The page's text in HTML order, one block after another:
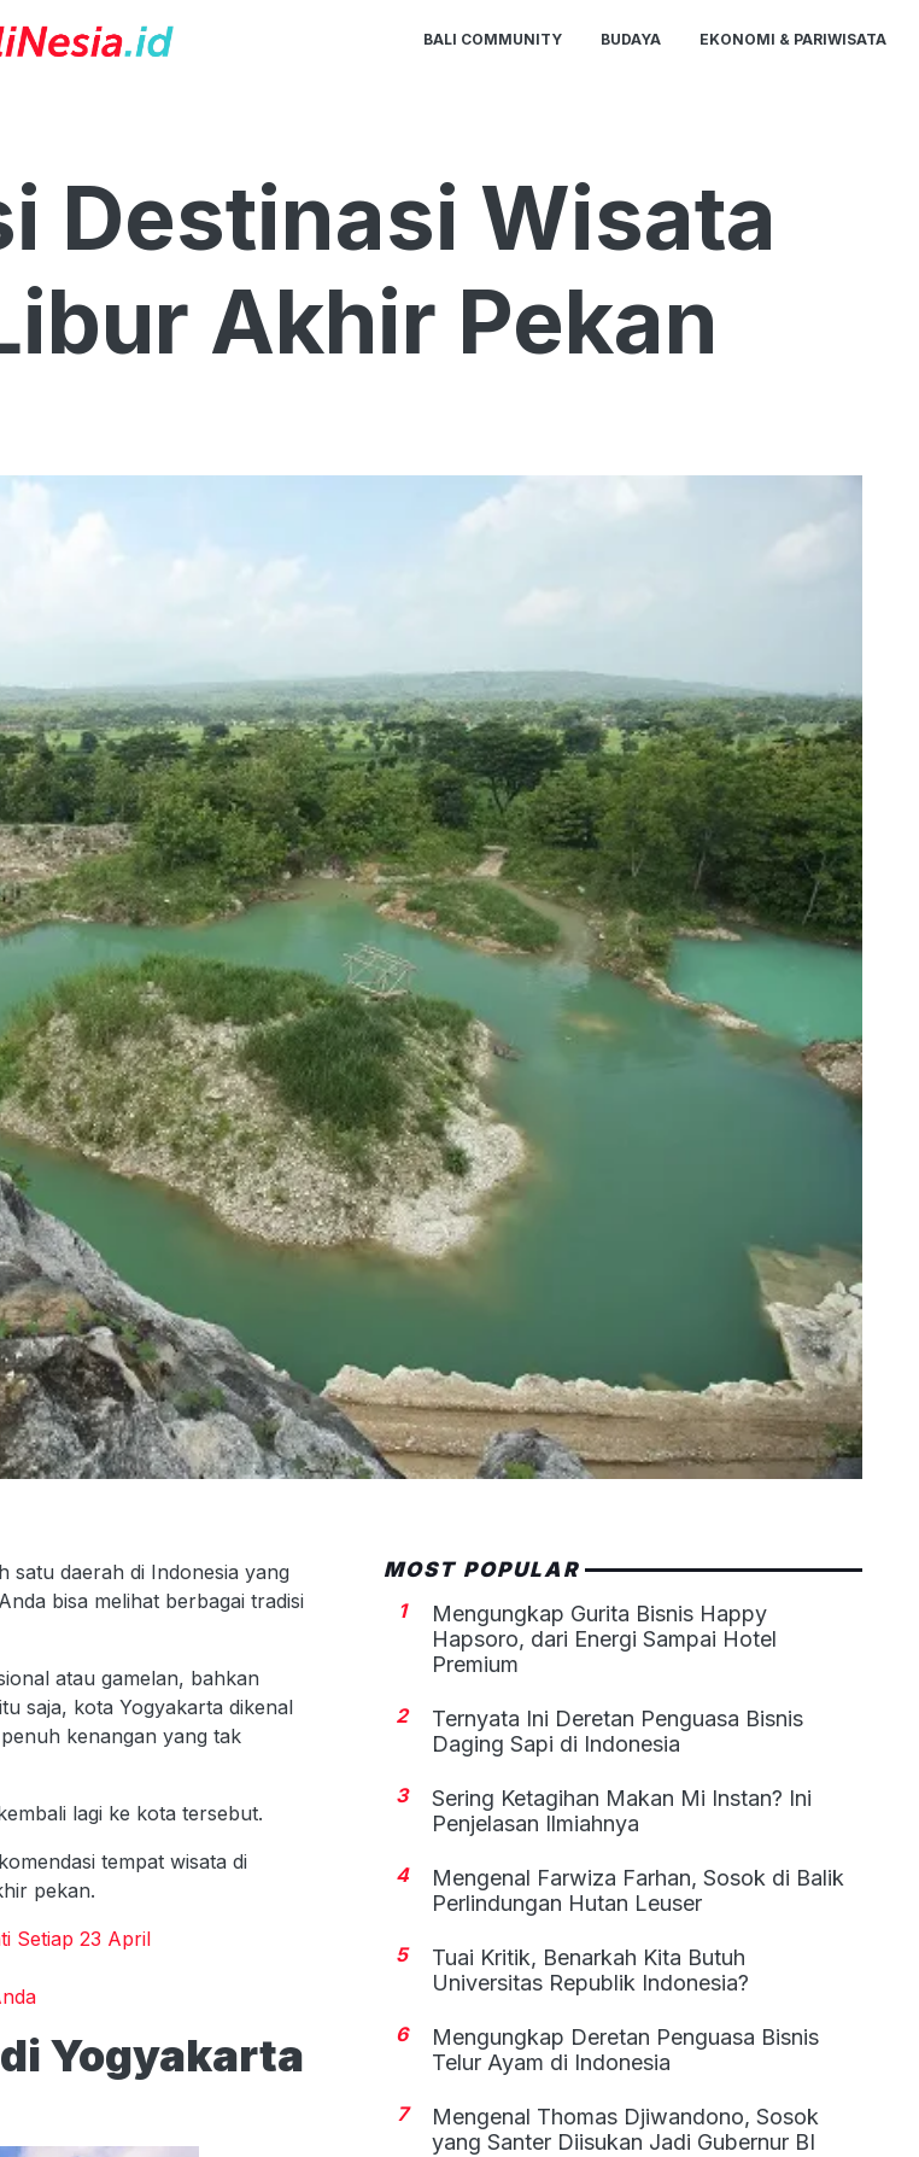
BALI COMMUNITY BUDAYA EKONOMI & PARIWISATA
Destinasi Wisata
Akhir Pekan
satu daerah di Indonesia yang
bisa melihat berbagai tradisi
atau gamelan, bahkan
saja, kota Yogyakarta dikenal
kenangan yang tak
lagi ke kota tersebut.
tempat wisata di
pekan.
Setiap 23 April
Yogyakarta
MOST POPULAR
1
Mengungkap Gurita Bisnis Happy
Hapsoro, dari Energi Sampai Hotel
Premium
2
Ternyata Ini Deretan Penguasa Bisnis
Daging Sapi di Indonesia
3
Sering Ketagihan Makan Mi Instan? Ini
Penjelasan Ilmiahnya
4
Mengenal Farwiza Farhan, Sosok di Balik
Perlindungan Hutan Leuser
5
Tuai Kritik, Benarkah Kita Butuh
Universitas Republik Indonesia?
6
Mengungkap Deretan Penguasa Bisnis
Telur Ayam di Indonesia
7
Mengenal Thomas Djiwandono, Sosok
yang Santer Diisukan Jadi Gubernur BI